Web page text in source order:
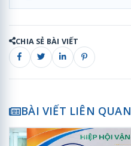
CHIA SẺ BÀI VIẾT
BÀI VIẾT LIÊN QUAN